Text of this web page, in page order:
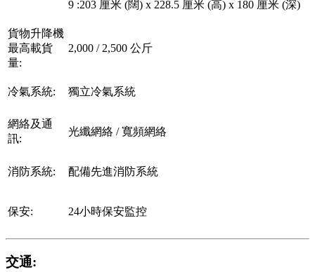
9 :203 厘米 (闊) x 228.5 厘米 (高) x 180 厘米 (深)
貨物升降機
最高載貨
量:
2,000 / 2,500 公斤
冷氣系統: 獨立冷氣系統
網絡及通
訊:
光纖網絡 / 寬頻網絡
消防系統: 配備先進消防系統
保安: 24小時保安監控
交通: